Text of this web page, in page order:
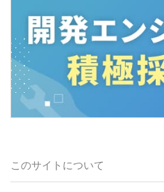
このサイトについて